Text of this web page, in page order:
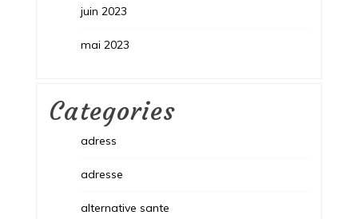
juin 2023
mai 2023
Categories
adress
adresse
alternative sante